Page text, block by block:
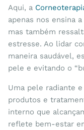
Aqui, a
apenas nos ensina
mas também
estresse. Ao lidar
maneira saudável,
pele e evitando o
Uma pele radiante
produtos e
interno que
reflete bem-estar